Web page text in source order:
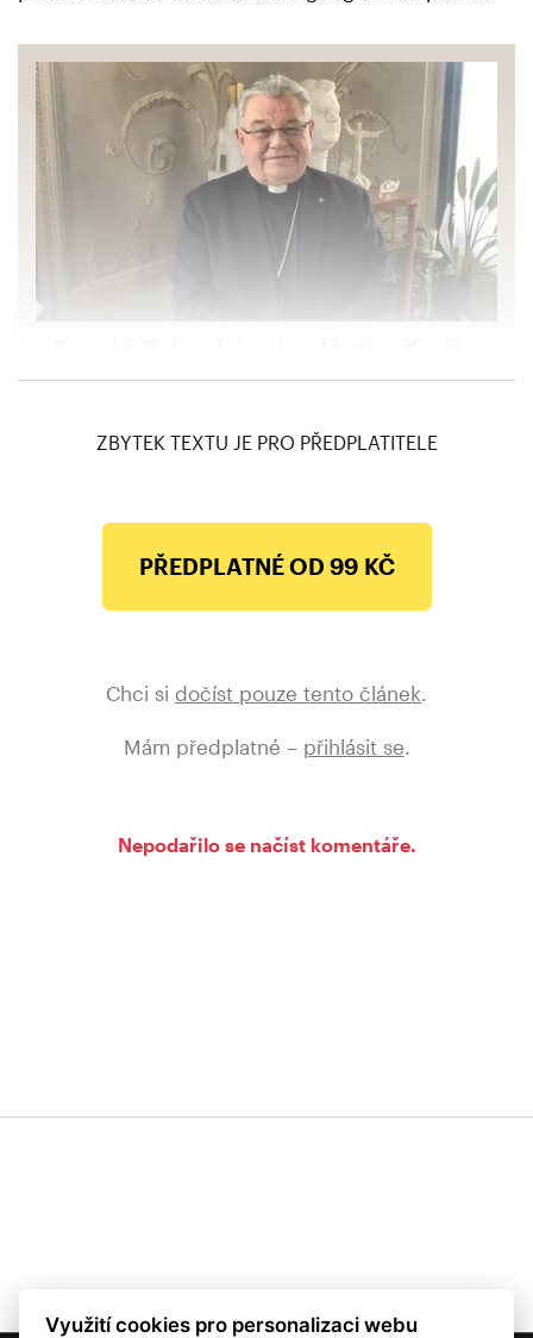
Pandemie nám klade existenční, ale i
ZBYTEK TEXTU JE PRO PŘEDPLATITELE
PŘEDPLATNÉ OD 99 KČ
Chci si dočíst pouze tento článek
Mám předplatné – přihlásit se
Nepodařilo se načíst komentáře.
Využití cookies pro personalizaci webu